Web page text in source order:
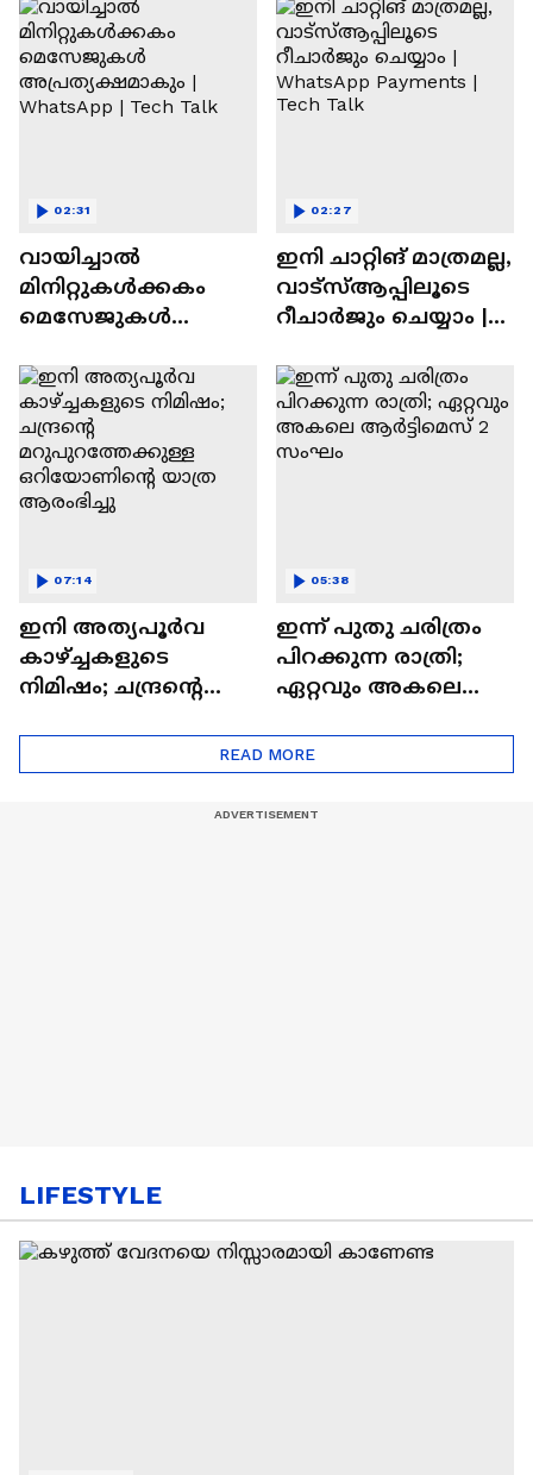
വായിച്ചാൽ
മിനിറ്റുകൾക്കകം
മെസേജുകള്‍
WhatsApp | Tech Talk
02:31
ഇനി ചാറ്റിങ് മാത്രമല്ല,
വാട്‌സ്‌ആപ്പിലൂടെ
റീചാർജും ചെയ്യാം |
Tech Talk
02:27
ഇനി അത്യപൂര്‍വ
കാഴ്ച്ചകളുടെ
നിമിഷം; ചന്ദ്രന്റെ
ഒറിയോണിന്റെ യാത്ര
ആരംഭിച്ചു
07:14
ഇന്ന് പുതു ചരിത്രം
പിറക്കുന്ന രാത്രി;
ഏറ്റവും അകലെ
05:38
READ MORE
LIFESTYLE